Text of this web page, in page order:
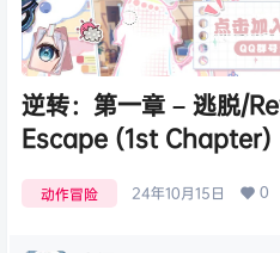
逆转：第一章 – 逃脱/
Escape (1st Chapter)
动作冒险 24年10月15日 0